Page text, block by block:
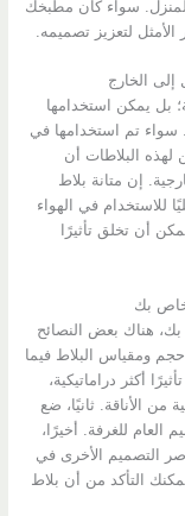
سواء كان مطبخك
الأمثل لتعزيز تصميمه.
إلى الخارج
بل يمكن استخدامها
سواء تم استخدامها في
لهذه البلاطات أن
إن متانة بلاط
للاستخدام في الهواء
أن تخلق تأثيرًا
بك
هناك بعض النصائح
ومقياس البلاط فيما
أكثر دراماتيكية،
الأناقة. ثانيًا، ضع
للغرفة. أخيرًا،
التصميم الأخرى في
التأكد من أن بلاط